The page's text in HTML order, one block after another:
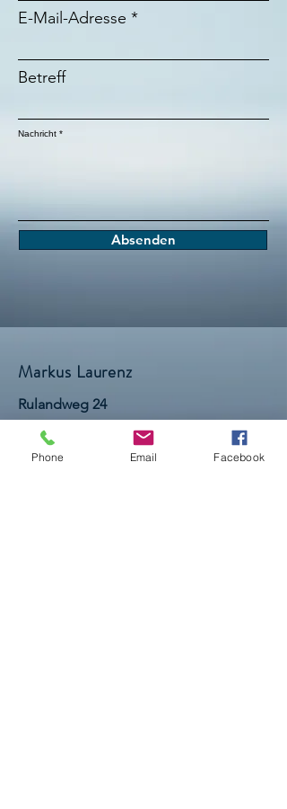
E-Mail-Adresse
Betreff
Nachricht
Absenden
Markus Laurenz
Rulandweg 24
48653 Coesfeld
E-Mail:
markus.laurenz@marktplatz-der-
Phone Email Facebook